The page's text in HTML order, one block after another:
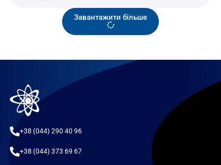
Завантажити більше
+38 (044) 290 40 96
+38 (044) 373 69 67